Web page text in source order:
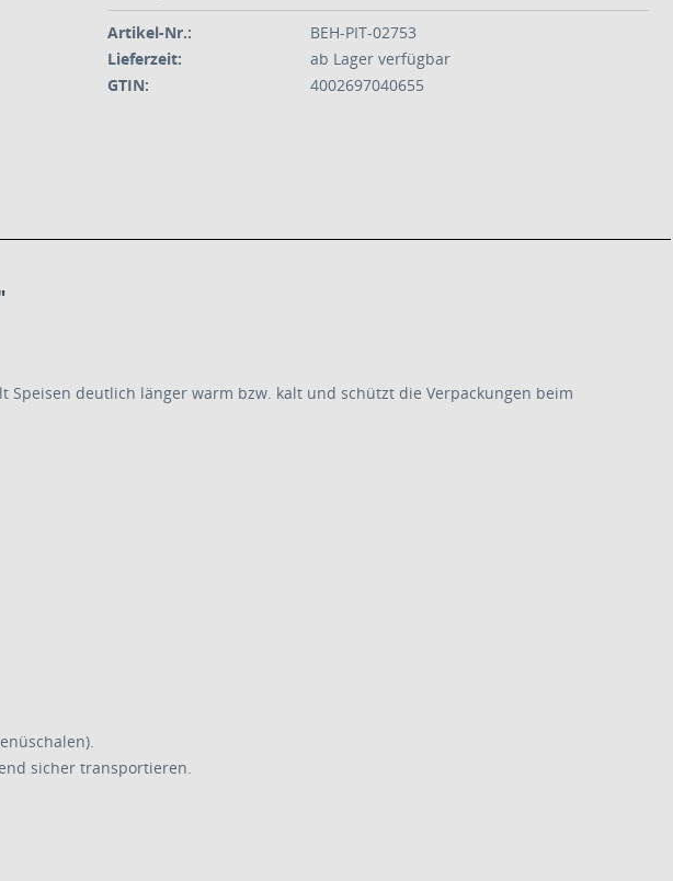
Artikel-Nr.:
BEH-PIT-02753
Lieferzeit:
ab Lager verfügbar
GTIN:
4002697040655
deutlich länger warm bzw. kalt und schützt die Verpackungen beim
sicher transportieren.